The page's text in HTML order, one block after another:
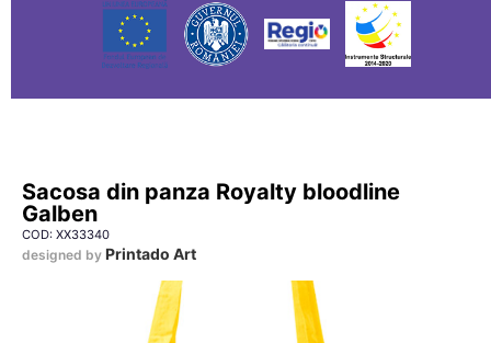
Sacosa din panza Royalty bloodline
Galben
COD: XX33340
designed by Printado Art